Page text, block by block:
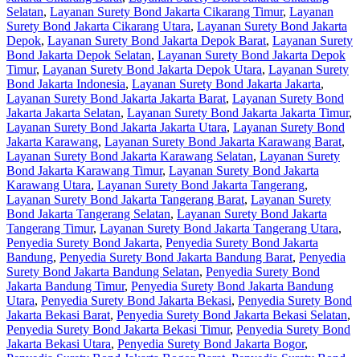
Selatan, Layanan Surety Bond Jakarta Cikarang Timur, Layanan
Surety Bond Jakarta Cikarang Utara, Layanan Surety Bond Jakarta
Depok, Layanan Surety Bond Jakarta Depok Barat, Layanan Surety
Bond Jakarta Depok Selatan, Layanan Surety Bond Jakarta Depok
Timur, Layanan Surety Bond Jakarta Depok Utara, Layanan Surety
Bond Jakarta Indonesia, Layanan Surety Bond Jakarta Jakarta,
Layanan Surety Bond Jakarta Jakarta Barat, Layanan Surety Bond
Jakarta Jakarta Selatan, Layanan Surety Bond Jakarta Jakarta Timur,
Layanan Surety Bond Jakarta Jakarta Utara, Layanan Surety Bond
Jakarta Karawang, Layanan Surety Bond Jakarta Karawang Barat,
Layanan Surety Bond Jakarta Karawang Selatan, Layanan Surety
Bond Jakarta Karawang Timur, Layanan Surety Bond Jakarta
Karawang Utara, Layanan Surety Bond Jakarta Tangerang,
Layanan Surety Bond Jakarta Tangerang Barat, Layanan Surety
Bond Jakarta Tangerang Selatan, Layanan Surety Bond Jakarta
Tangerang Timur, Layanan Surety Bond Jakarta Tangerang Utara,
Penyedia Surety Bond Jakarta, Penyedia Surety Bond Jakarta
Bandung, Penyedia Surety Bond Jakarta Bandung Barat, Penyedia
Surety Bond Jakarta Bandung Selatan, Penyedia Surety Bond
Jakarta Bandung Timur, Penyedia Surety Bond Jakarta Bandung
Utara, Penyedia Surety Bond Jakarta Bekasi, Penyedia Surety Bond
Jakarta Bekasi Barat, Penyedia Surety Bond Jakarta Bekasi Selatan,
Penyedia Surety Bond Jakarta Bekasi Timur, Penyedia Surety Bond
Jakarta Bekasi Utara, Penyedia Surety Bond Jakarta Bogor,